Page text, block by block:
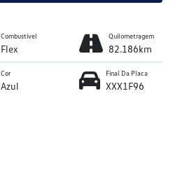
Combustível
Flex
Quilometragem
82.186km
Cor
Azul
Final Da Placa
XXX1F96